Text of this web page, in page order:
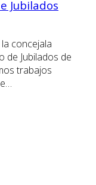
Jubilados
concejala
de Jubilados de
trabajos